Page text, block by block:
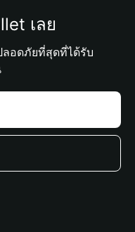
เลย
อดภัยที่สุดที่ได้รับ